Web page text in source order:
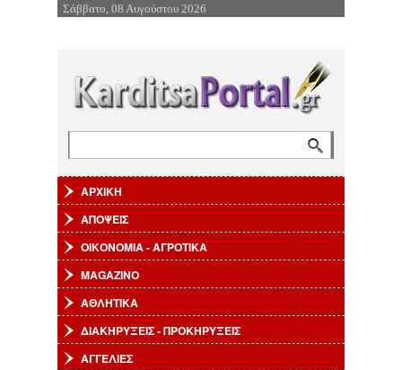
Επιστροφή στην Πλοήγηση
Σάββατο, 08 Αυγούστου 2026
ΑΡΧΙΚΗ
ΑΠΟΨΕΙΣ
ΟΙΚΟΝΟΜΙΑ - ΑΓΡΟΤΙΚΑ
MAGAZINO
ΑΘΛΗΤΙΚΑ
ΔΙΑΚΗΡΥΞΕΙΣ - ΠΡΟΚΗΡΥΞΕΙΣ
ΑΓΓΕΛΙΕΣ